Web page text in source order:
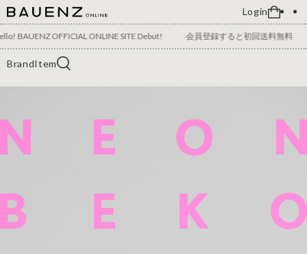
Login
BAUENZ OFFICIAL ONLINE SITE Debut! 会員登録すると初回送料無料
BrandItem